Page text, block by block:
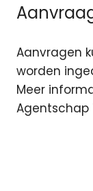
Aanvragen
worden
Meer
Agentschap